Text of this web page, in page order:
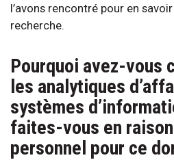
l’avons rencontré pour en
recherche.
Pourquoi avez-vous
les analytiques
systèmes
faites-vous en
personnel pour ce